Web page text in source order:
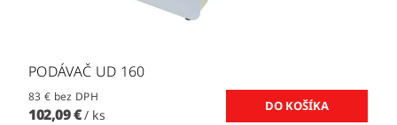
PODÁVAČ UD 160
83 € bez DPH
102,09 €/ ks